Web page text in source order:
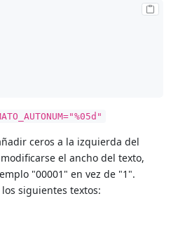
ceros a la izquierda del
el ancho del texto,
"00001" en vez de "1".
siguientes textos: